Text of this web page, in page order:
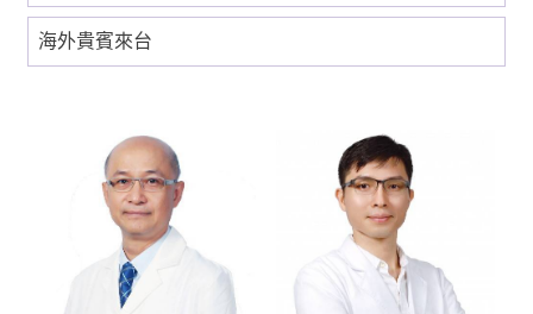
海外貴賓來台